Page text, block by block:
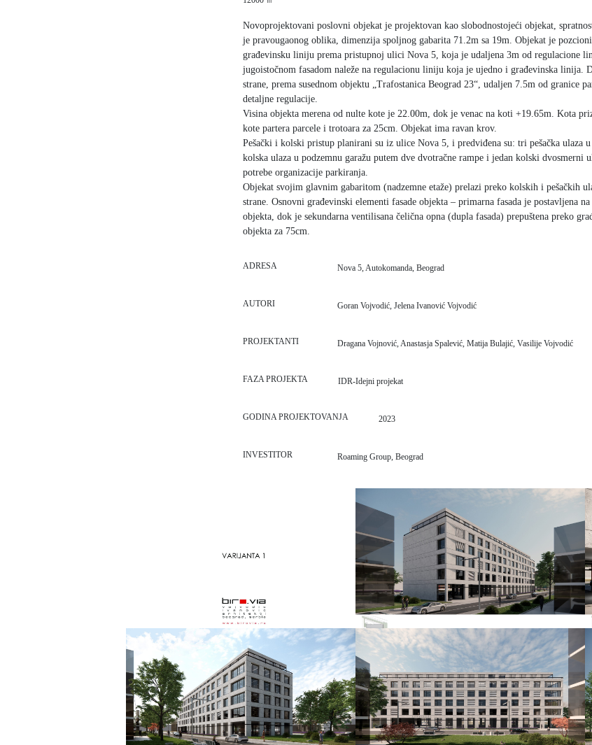
Novoprojektovani poslovni objekat je projektovan kao slobodnostojeći objekat,
je pravougaonog oblika, dimenzija spoljnog gabarita 71.2m sa 19m. Objekat je
građevinsku liniju prema pristupnoj ulici Nova 5, koja je udaljena 3m od regulacione
jugoistočnom fasadom naleže na regulacionu liniju koja je ujedno i građevinska linija.
strane, prema susednom objektu „Trafostanica Beograd 23“, udaljen 7.5m od granice
detaljne regulacije.
Visina objekta merena od nulte kote je 22.00m, dok je venac na koti +19.65m. Kota
kote partera parcele i trotoara za 25cm. Objekat ima ravan krov.
Pešački i kolski pristup planirani su iz ulice Nova 5, i predviđena su: tri pešačka ulaza
kolska ulaza u podzemnu garažu putem dve dvotračne rampe i jedan kolski dvosmerni
potrebe organizacije parkiranja.
Objekat svojim glavnim gabaritom (nadzemne etaže) prelazi preko kolskih i pešačkih
strane. Osnovni građevinski elementi fasade objekta – primarna fasada je postavljena
objekta, dok je sekundarna ventilisana čelična opna (dupla fasada) prepuštena preko
objekta za 75cm.
ADRESA Nova 5, Autokomanda, Beograd
AUTORI Goran Vojvodić, Jelena Ivanović Vojvodić
PROJEKTANTI Dragana Vojnović, Anastasja Spalević, Matija Bulajić, Vasilije Vojvodić
FAZA PROJEKTA IDR-Idejni projekat
GODINA PROJEKTOVANJA 2023
INVESTITOR Roaming Group, Beograd